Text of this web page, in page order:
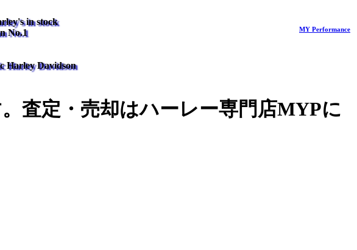
in stock
No.1
MY Performance
Harley Davidson
査定・売却はハーレー専門店MYPに